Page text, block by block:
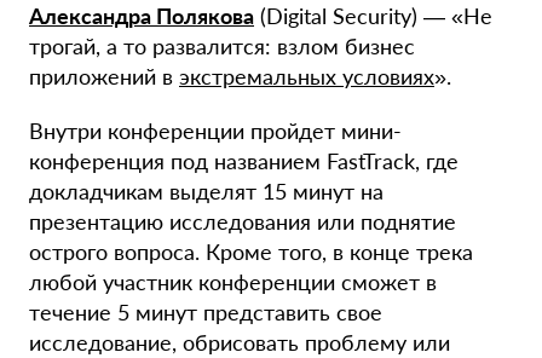
Александра Полякова (Digital Security) — «Не
трогай, а то развалится: взлом бизнес
приложений в экстремальных условиях».
Внутри конференции пройдет мини-
конференция под названием FastTrack, где
докладчикам выделят 15 минут на
презентацию исследования или поднятие
острого вопроса. Кроме того, в конце трека
любой участник конференции сможет в
течение 5 минут представить свое
исследование, обрисовать проблему или